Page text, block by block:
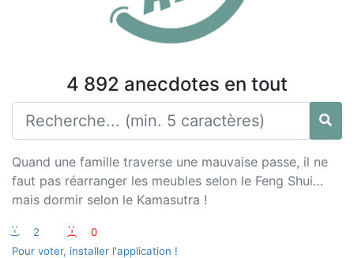
4 892 anecdotes en tout
Quand une famille traverse une mauvaise passe, il ne
faut pas réarranger les meubles selon le Feng Shui…
mais dormir selon le Kamasutra !
:-) 2 :-(
0
Pour voter, installer l'application !